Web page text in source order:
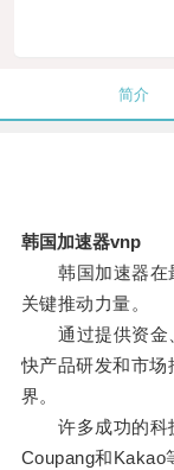
简介
韩国加速器vnp
韩国加速器在最
关键推动力量。
通过提供资金、
快产品研发和市
界。
许多成功的科技
Coupang和Kakao